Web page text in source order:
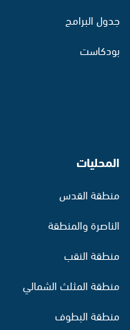
جدول البرامج
بودكاست
المحليات
منطقة القدس
الناصرة والمنطقة
منطقة النقب
منطقة المثلث الشمالي
منطقة البطوف